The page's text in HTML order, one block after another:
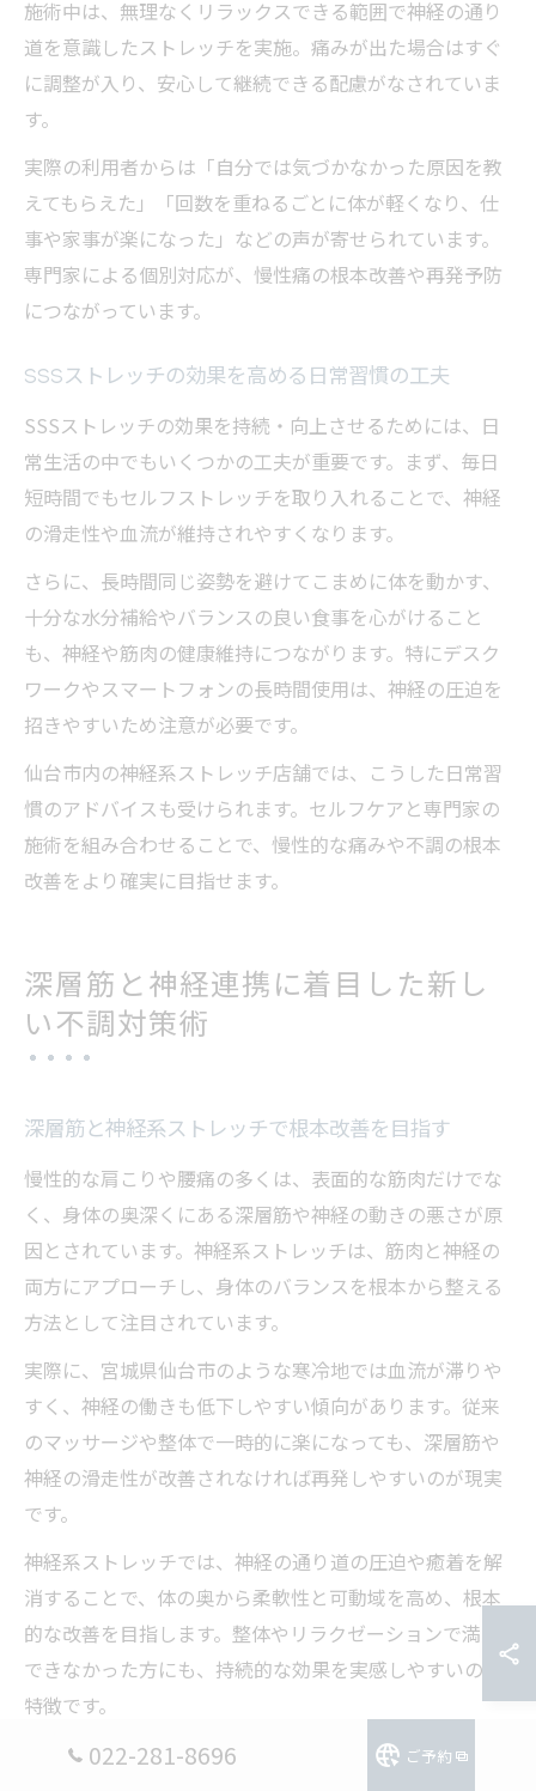
施術中は、無理なくリラックスできる範囲で神経の通り
道を意識したストレッチを実施。痛みが出た場合はすぐ
に調整が入り、安心して継続できる配慮がなされていま
す。
実際の利用者からは「自分では気づかなかった原因を教
えてもらえた」「回数を重ねるごとに体が軽くなり、仕
事や家事が楽になった」などの声が寄せられています。
専門家による個別対応が、慢性痛の根本改善や再発予防
につながっています。
SSSストレッチの効果を高める日常習慣の工夫
SSSストレッチの効果を持続・向上させるためには、日
常生活の中でもいくつかの工夫が重要です。まず、毎日
短時間でもセルフストレッチを取り入れることで、神経
の滑走性や血流が維持されやすくなります。
さらに、長時間同じ姿勢を避けてこまめに体を動かす、
十分な水分補給やバランスの良い食事を心がけること
も、神経や筋肉の健康維持につながります。特にデスク
ワークやスマートフォンの長時間使用は、神経の圧迫を
招きやすいため注意が必要です。
仙台市内の神経系ストレッチ店舗では、こうした日常習
慣のアドバイスも受けられます。セルフケアと専門家の
施術を組み合わせることで、慢性的な痛みや不調の根本
改善をより確実に目指せます。
深層筋と神経連携に着目した新し
い不調対策術
深層筋と神経系ストレッチで根本改善を目指す
慢性的な肩こりや腰痛の多くは、表面的な筋肉だけでな
く、身体の奥深くにある深層筋や神経の動きの悪さが原
因とされています。神経系ストレッチは、筋肉と神経の
両方にアプローチし、身体のバランスを根本から整える
方法として注目されています。
実際に、宮城県仙台市のような寒冷地では血流が滞りや
すく、神経の働きも低下しやすい傾向があります。従来
のマッサージや整体で一時的に楽になっても、深層筋や
神経の滑走性が改善されなければ再発しやすいのが現実
です。
神経系ストレッチでは、神経の通り道の圧迫や癒着を解
消することで、体の奥から柔軟性と可動域を高め、根本
的な改善を目指します。整体やリラクゼーションで満足
できなかった方にも、持続的な効果を実感しやすいのが
特徴です。
神経連携強化がもたらす慢性痛への効果とは
022-281-8696 ご予約